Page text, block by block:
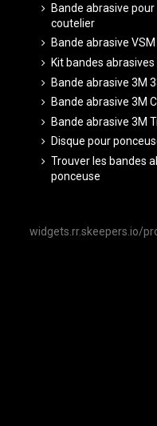
Bande abrasive
coutelier
Bande abrasive
Kit bandes
Bande abrasive 3M
Bande abrasive 3M
Bande abrasive 3M
Disque pour
Trouver les bandes
ponceuse
widgets.rr.skeepers.io/